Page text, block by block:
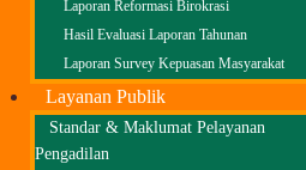
Laporan Reformasi Birokrasi
Hasil Evaluasi Laporan Tahunan
Laporan Survey Kepuasan Masyarakat
Layanan Publik
Standar & Maklumat Pelayanan
Pengadilan